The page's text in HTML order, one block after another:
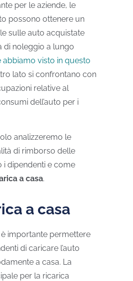
per le aziende, le
possono ottenere un
sulle auto acquistate
di noleggio a lungo
abbiamo visto in questo
lato si confrontano con
relative al
dell’auto per i
analizzeremo le
di rimborso delle
i dipendenti e come
a casa.
a casa
è importante permettere
di caricare l’auto
a casa. La
per la ricarica